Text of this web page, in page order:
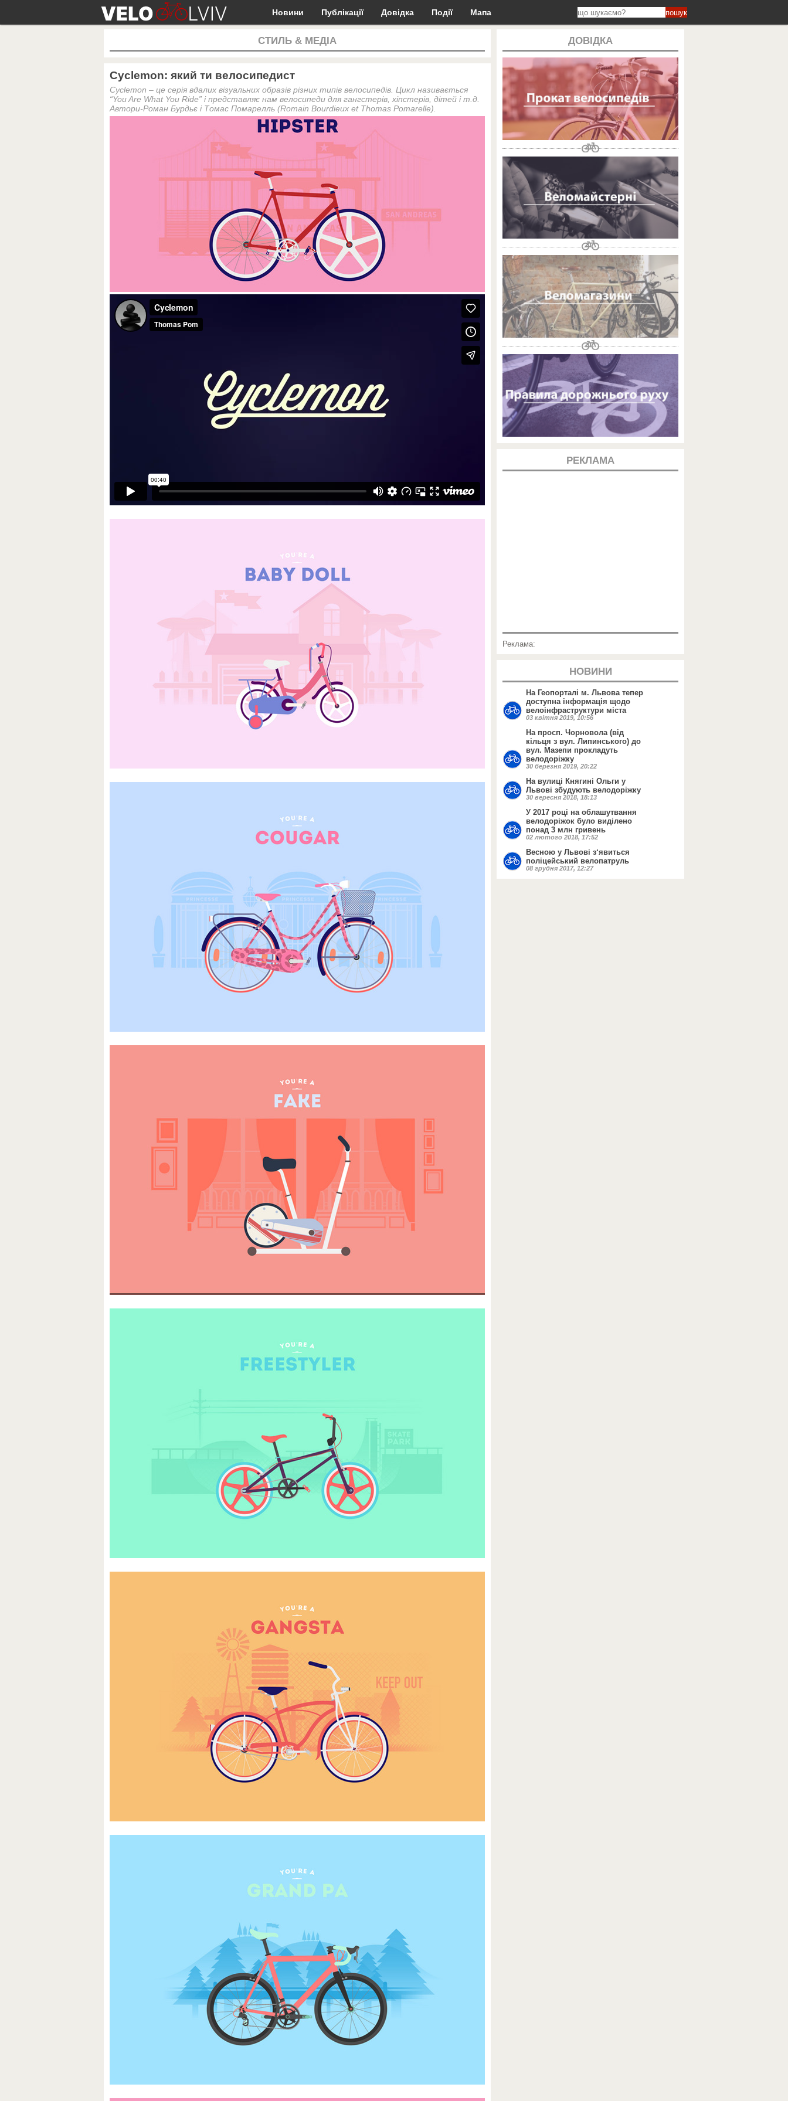
Новини Публікації Довідка Події Мапа пошук
СТИЛЬ & МЕДІА
Cyclemon: який ти велосипедист
Cyclemon – це серія вдалих візуальних образів різних типів велосипедів. Цикл називається
“You Are What You Ride” і представляє нам велосипеди для гангстерів, хіпстерів, дітей і т.д.
Автори-Роман Бурдьє і Томас Помарелль (Romain Bourdieux et Thomas Pomarelle).
ДОВІДКА
РЕКЛАМА
Реклама:
НОВИНИ
На Геопорталі м. Львова тепер
доступна інформація щодо
велоінфраструктури міста
03 квітня 2019, 10:56
На просп. Чорновола (від
кільця з вул. Липинського) до
вул. Мазепи прокладуть
велодоріжку
30 березня 2019, 20:22
На вулиці Княгині Ольги у
Львові збудують велодоріжку
30 вересня 2018, 18:13
У 2017 році на облашутвання
велодоріжок було виділено
понад 3 млн гривень
02 лютого 2018, 17:52
Весною у Львові з‘явиться
поліцейський велопатруль
08 грудня 2017, 12:27